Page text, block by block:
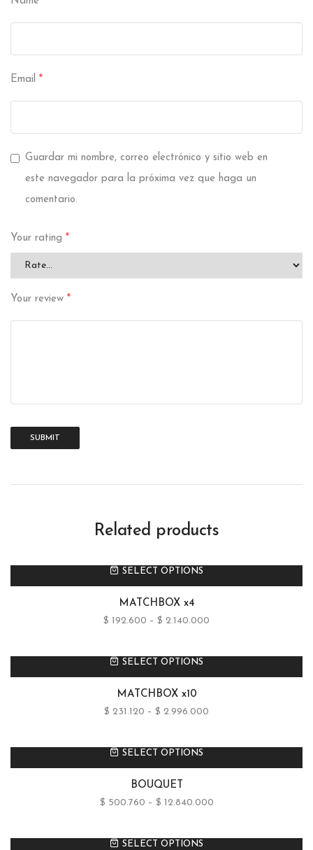
Email *
Guardar mi nombre, correo electrónico y sitio web en
este navegador para la próxima vez que haga un
comentario.
Your rating *
Your review *
Related products
SELECT OPTIONS
MATCHBOX x4
$ 192.600 – $ 2.140.000
SELECT OPTIONS
MATCHBOX x10
$ 231.120 – $ 2.996.000
SELECT OPTIONS
BOUQUET
$ 500.760 – $ 12.840.000
SELECT OPTIONS